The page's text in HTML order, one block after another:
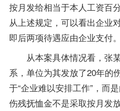
按月发给相当于本人工资百
从上述规定，可以看出企业
即后两项待遇应由企业支付。
从本案具体情况看，张
系，单位为其发放了20年的
于“企业难以安排工作”，而
伤残抚恤金不是采取按月发